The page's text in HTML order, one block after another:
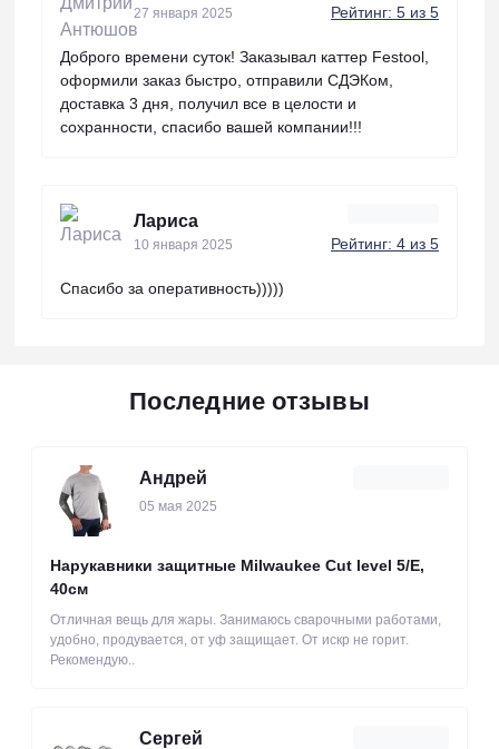
27 января 2025 Рейтинг: 5 из 5
Доброго времени суток! Заказывал каттер Festool,
оформили заказ быстро, отправили СДЭКом,
доставка 3 дня, получил все в целости и
сохранности, спасибо вашей компании!!!
Лариса
10 января 2025 Рейтинг: 4 из 5
Спасибо за оперативность)))))
Последние отзывы
Андрей
05 мая 2025
Нарукавники защитные Milwaukee Cut level 5/Е,
40см
Отличная вещь для жары. Занимаюсь сварочными работами,
удобно, продувается, от уф защищает. От искр не горит.
Рекомендую..
Сергей